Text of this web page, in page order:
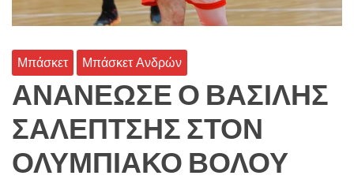
Μπάσκετ Μπάσκετ Ανδρών
ΑΝΑΝΕΩΣΕ Ο ΒΑΣΙΛΗΣ
ΣΑΛΕΠΤΣΗΣ ΣΤΟΝ
ΟΛΥΜΠΙΑΚΟ ΒΟΛΟΥ